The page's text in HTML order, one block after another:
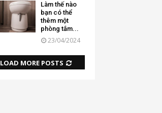
Làm thế nào
bạn có thể
thêm một
phòng tắm...
23/04/2024
LOAD MORE POSTS